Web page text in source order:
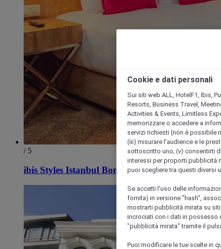
/ 5
ibis Styles Istanbul Bomonti
Cookie e dati personali
Sui siti web ALL, HotelF1, Ibis,
Resorts, Business Travel,
Activities & Events, Limitless
memorizzare o accedere a
servizi richiesti (non è possibile
(iii) misurare l'audience e le
sottoscritto uno; (v) consentirti
interessi per proporti pubblicità
puoi scegliere tra questi diversi
Se accetti l'uso delle
fornita) in versione "hash",
mostrarti pubblicità mirata su
incrociati con i dati in possesso
"pubblicità mirata" tramite il
Puoi modificare le tue scelte in